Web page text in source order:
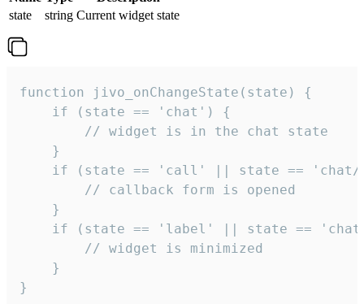
state
string Current widget state
function jivo_onChangeState(state) {
    if (state == 'chat') {
        // widget is in the chat state
    }
if (state == 'call' || state ==
        // callback form is opened
    }
if (state == 'label' || state ==
        // widget is minimized
    }
}